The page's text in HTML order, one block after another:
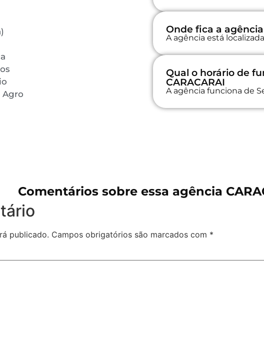
Onde fica a agência
A agência está
Qual o horário de
CARACARAI
A agência funciona de
Comentários sobre essa agência
publicado. Campos obrigatórios são marcados com *